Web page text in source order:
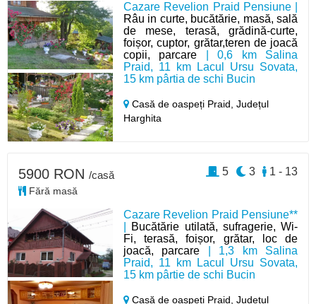
Cazare Revelion Praid Pensiune |
Râu in curte, bucătărie, masă, sală
de mese, terasă, grădină-curte,
foișor, cuptor, grătar,teren de joacă
copii, parcare | 0,6 km Salina
Praid, 11 km Lacul Ursu Sovata,
15 km pârtia de schi Bucin
Casă de oaspeți Praid,Județul
Harghita
Cazare Revelion Praid Pensiune**
Bucătărie utilată, sufragerie, Wi-
Fi, terasă, foișor, grătar, loc de
joacă, parcare | 1,3 km Salina
Praid, 11 km Lacul Ursu Sovata,
15 km pârtie de schi Bucin
Casă de oaspeți Praid,Județul
5900 RON /casă
Fără masă
1 - 13
3
5